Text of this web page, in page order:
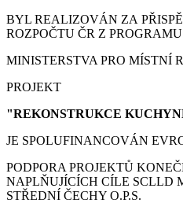
BYL REALIZOVÁN ZA
ROZPOČTU ČR Z PROGRAMU
MINISTERSTVA PRO MÍSTNÍ
PROJEKT
"REKONSTRUKCE
JE SPOLUFINANCOVÁN
PODPORA PROJEKTŮ
NAPLŇUJÍCÍCH CÍLE SCLLD
STŘEDNÍ ČECHY O.P.S.